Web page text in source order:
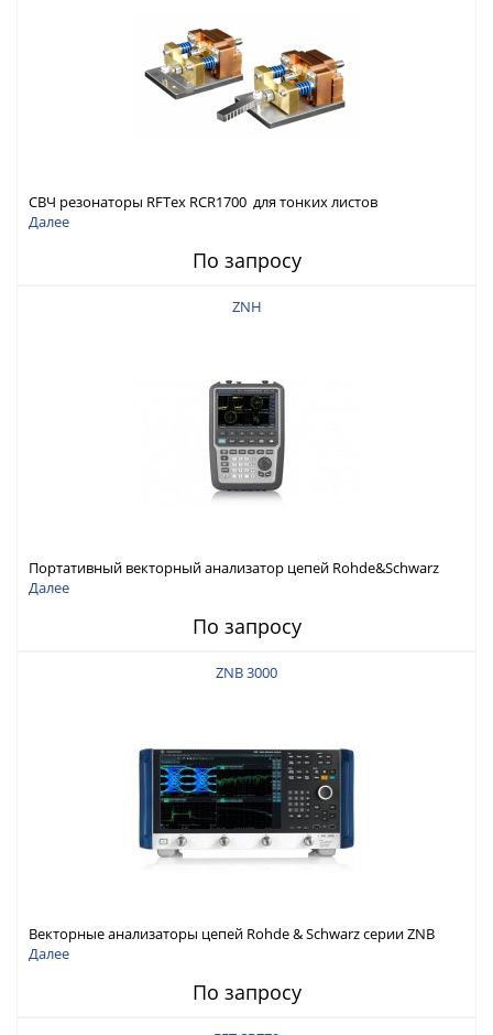
СВЧ резонаторы RFTex RCR1700 для тонких листов
Далее
По запросу
ZNH
Портативный векторный анализатор цепей Rohde&Schwarz
ZNH с диапазоном частот от 30 кГц до 26,5 ГГц
Далее
По запросу
ZNB 3000
Векторные анализаторы цепей Rohde & Schwarz серии ZNB
3000 с диапазоном частот от 9 кГц до 54 ГГц
Далее
По запросу